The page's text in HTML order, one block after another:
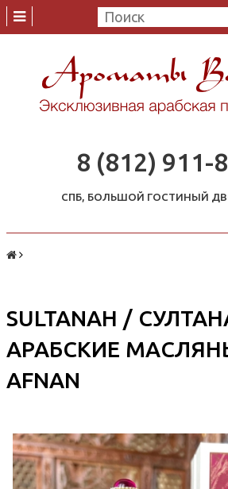
8 (812) 911-
СПБ, БОЛЬШОЙ ГОСТИНЫЙ
SULTANAH /
АРАБСКИЕ
AFNAN